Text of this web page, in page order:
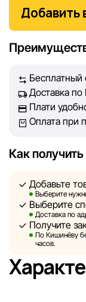
покупателей.
информация о
обеспечить вас
Однако,
гарантировать
сайте, ввиду
сторонних
Sportlandia
без
характеристики
Изображения,
Общая
целях.
Добавить
Бесплатный
Доставка по
Плати
Оплата при
Как получить
Добавьте
Выберите
Выберите
Доставка по
Получите
По Кишинёву
часов.